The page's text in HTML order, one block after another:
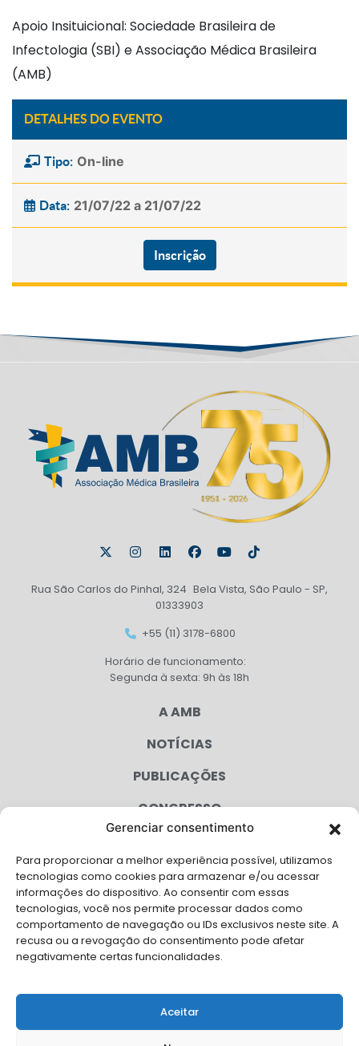
Gerenciar consentimento
Para proporcionar a melhor experiência possível, utilizamos
tecnologias como cookies para armazenar e/ou acessar
informações do dispositivo. Ao consentir com essas
tecnologias, você nos permite processar dados como
comportamento de navegação ou IDs exclusivos neste site. A
recusa ou a revogação do consentimento pode afetar
negativamente certas funcionalidades.
Aceitar
Apoio Insituicional: Sociedade Brasileira de
Infectologia (SBI) e Associação Médica Brasileira
(AMB)
DETALHES DO EVENTO
Tipo: On-line
Data: 21/07/22 a 21/07/22
Inscrição
Rua São Carlos do Pinhal, 324 Bela Vista, São Paulo - SP,
01333903
+55 (11) 3178-6800
Horário de funcionamento:
Segunda à sexta: 9h às 18h
A AMB
NOTÍCIAS
PUBLICAÇÕES
CONGRESSO
CAMPANHAS
SERVIÇOS
FILIADAS
FALE CONOSCO
Solicite Apoio Institucional da AMB para o seu evento